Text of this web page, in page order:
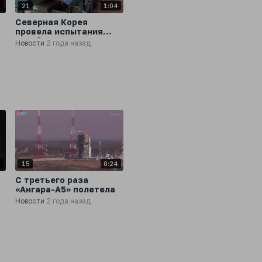
21 1:04
Северная Корея
провела испытания
новой ракеты,
способной достичь
Новости 2 года назад
15 0:24
С третьего раза
«Ангара-А5» полетела
Новости 2 года назад